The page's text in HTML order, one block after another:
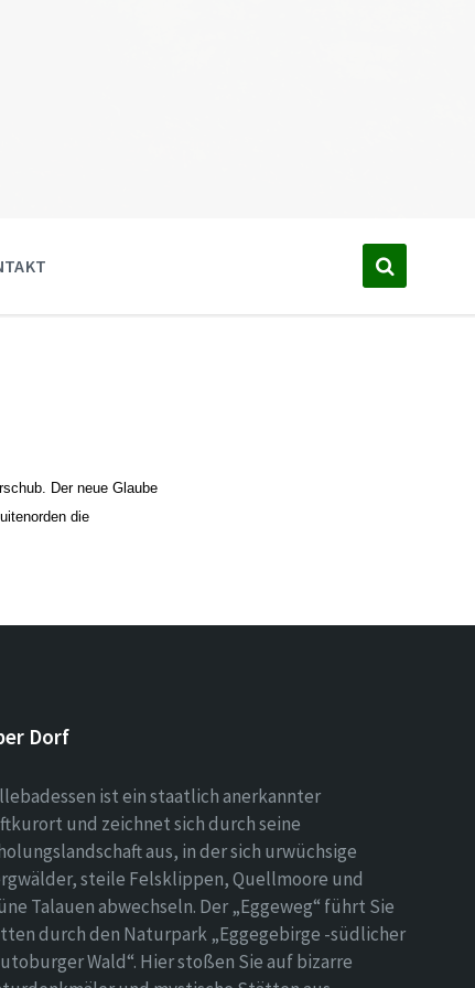
Der neue Glaube
die
Dorf
ist ein staatlich anerkannter
und zeichnet sich durch seine
aus, in der sich urwüchsige
steile Felsklippen, Quellmoore und
Talauen abwechseln. Der „Eggeweg“ führt Sie
durch den Naturpark „Eggegebirge -südlicher
Wald“. Hier stoßen Sie auf bizarre